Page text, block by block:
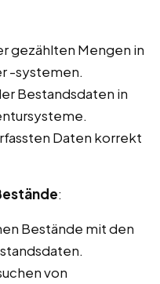
gezählten Mengen in
-systemen.
Bestandsdaten in
Daten korrekt
:
Bestände mit den
von